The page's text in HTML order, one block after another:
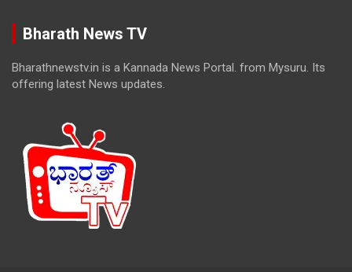
Bharath News TV
Bharathnewstv.in is a Kannada News Portal. from Mysuru. Its
offering latest News updates.